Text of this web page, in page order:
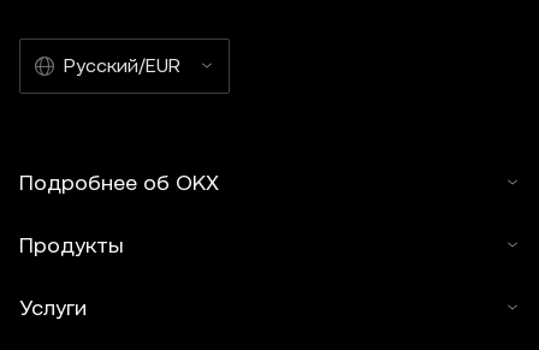
Русский/EUR
Подробнее об OKX
Продукты
Услуги